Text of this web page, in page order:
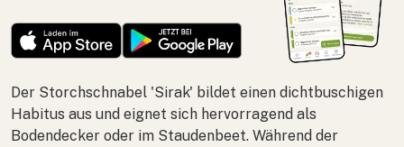
Der Storchschnabel 'Sirak' bildet einen dichtbuschigen
Habitus aus und eignet sich hervorragend als
Bodendecker oder im Staudenbeet. Während der